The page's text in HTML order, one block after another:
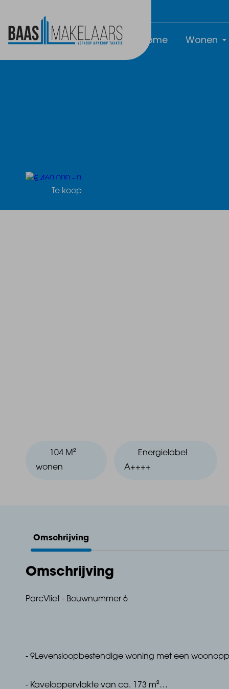
Home Wonen
Te koop
104 M²
wonen
Energielabel
A++++
Omschrijving
Omschrijving
ParcVliet - Bouwnummer 6
- 9Levensloopbestendige woning met een
- Kaveloppervlakte van ca. 173 m²